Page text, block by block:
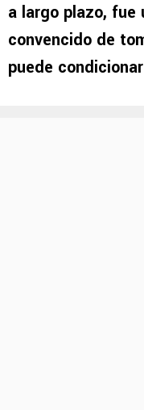
a largo plazo,
convencido de
puede condicionar